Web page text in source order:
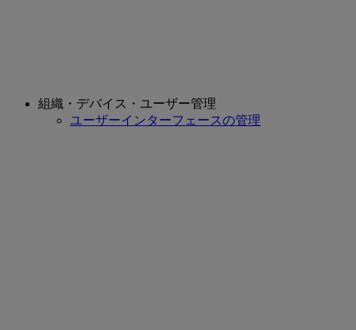
組織・デバイス・ユーザー管理
ユーザーインターフェースの管理